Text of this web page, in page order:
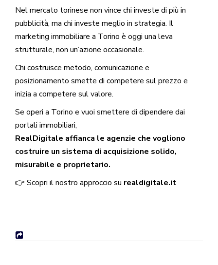
Nel mercato torinese non vince chi investe di più in
pubblicità, ma chi investe meglio in strategia. Il
marketing immobiliare a Torino è oggi una leva
strutturale, non un’azione occasionale.
Chi costruisce metodo, comunicazione e
posizionamento smette di competere sul prezzo e
inizia a competere sul valore.
Se operi a Torino e vuoi smettere di dipendere dai
portali immobiliari,
RealDigitale affianca le agenzie che vogliono
costruire un sistema di acquisizione solido,
misurabile e proprietario.
👉 Scopri il nostro approccio su realdigitale.it